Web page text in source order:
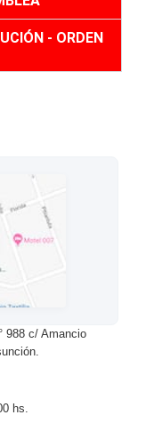
- ORDEN
988 c/ Amancio
hs.